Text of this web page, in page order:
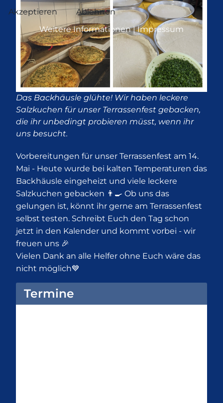
Termine
Das Backhäusle glühte! Wir haben leckere
Salzkuchen für unser Terrassenfest gebacken,
die ihr unbedingt probieren müsst, wenn ihr
uns besucht.
Vorbereitungen für unser Terrassenfest am 14.
Mai - Heute wurde bei kalten Temperaturen das
Backhäusle eingeheizt und viele leckere
Salzkuchen gebacken 👨‍🍳 Ob uns das
gelungen ist, könnt ihr gerne am Terrassenfest
selbst testen. Schreibt Euch den Tag schon
jetzt in den Kalender und kommt vorbei - wir
freuen uns 🎉
Vielen Dank an alle Helfer ohne Euch wäre das
nicht möglich💙
Akzeptieren
Ablehnen
Weitere Informationen|Impressum